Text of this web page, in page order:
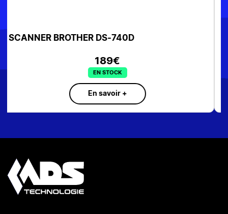
SCANNER MOBILE BROTHER DS-640
SUR COMMANDE
En savoir +